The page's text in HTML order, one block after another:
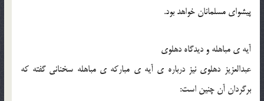
پیشواى مسلمانان خواهد بود.
آیه ی مباهله و دیدگاه دهلوى
عبدالعزیز دهلوى نیز درباره ی آیه ی مبارکه ی مباهله سخنانى گفته که
برگردان آن چنین است: